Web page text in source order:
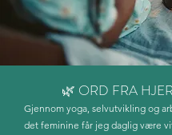
🌿 ORD FRA
Gjennom yoga, selvutvikling og
det feminine får jeg daglig være